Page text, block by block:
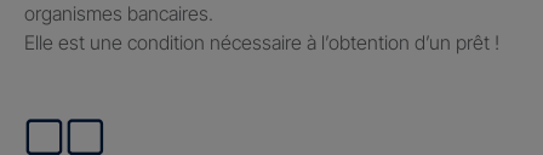
organismes bancaires.
Elle est une condition nécessaire à l’obtention d’un prêt !